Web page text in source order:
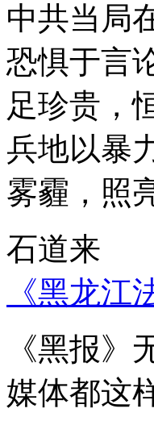
中共当局
恐惧于言
足珍贵，
兵地以暴
雾霾，照
石道来
《黑龙江
《黑报
媒体都这